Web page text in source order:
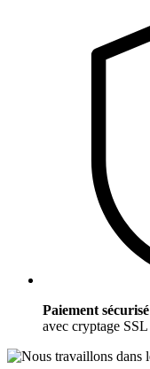
Paiement sécurisé
avec cryptage SSL